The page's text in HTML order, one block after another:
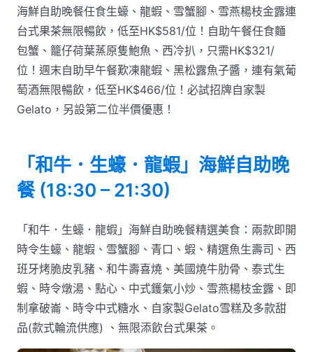
海鮮自助晚餐任食生蠔、龍蝦、雪蟹腳、雪燕楊枝金露連
台式果茶無限暢飲，低至HK$581/位！自助午餐任食麵
包蟹、籠仔荷葉蒸原隻鮑魚、西冷扒，只需HK$321/
位！週末自助早午餐歎凍龍蝦、黑松露魚子醬，連有氣葡
萄酒無限暢飲，低至HK$466/位！必試招牌自家製
Gelato，另設第二位半價優惠！
「和牛．生蠔．龍蝦」海鮮自助晚
餐 (18:30 – 21:30)
「和牛．生蠔．龍蝦」海鮮自助晚餐精選美食：兩款即開
時令生蠔、龍蝦、雪蟹腳、青口、蝦、精選魚生壽司、西
班牙烤脆皮乳豬、和牛壽喜燒、美國燒牛肋骨、泰式生
蝦、時令燉湯、點心、中式鑊氣小炒、雪燕楊枝金露、即
制拿破崙、時令中式糖水、自家製Gelato雪糕及多款甜
品(款式輪流供應) 、無限添飲台式果茶。